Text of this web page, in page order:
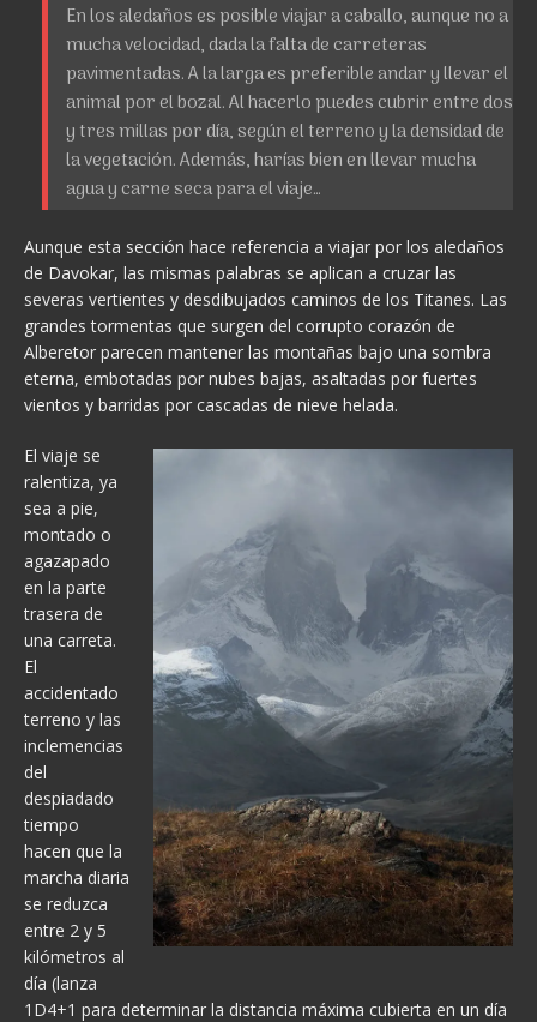
En los aledaños es posible viajar a caballo, aunque no a
mucha velocidad, dada la falta de carreteras
pavimentadas. A la larga es preferible andar y llevar el
animal por el bozal. Al hacerlo puedes cubrir entre dos
y tres millas por día, según el terreno y la densidad de
la vegetación. Además, harías bien en llevar mucha
agua y carne seca para el viaje…
Aunque esta sección hace referencia a viajar por los aledaños
de Davokar, las mismas palabras se aplican a cruzar las
severas vertientes y desdibujados caminos de los Titanes. Las
grandes tormentas que surgen del corrupto corazón de
Alberetor parecen mantener las montañas bajo una sombra
eterna, embotadas por nubes bajas, asaltadas por fuertes
vientos y barridas por cascadas de nieve helada.
El viaje se
ralentiza, ya
sea a pie,
montado o
agazapado
en la parte
trasera de
una carreta.
El
accidentado
terreno y las
inclemencias
del
despiadado
tiempo
hacen que la
marcha diaria
se reduzca
entre 2 y 5
kilómetros al
día (lanza
1D4+1 para determinar la distancia máxima cubierta en un día